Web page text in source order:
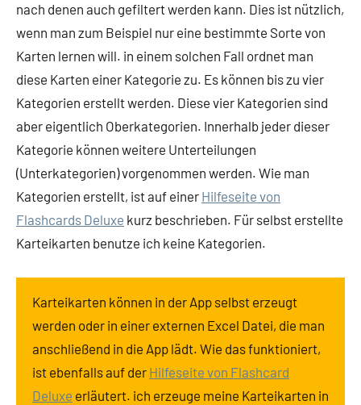
nach denen auch gefiltert werden kann. Dies ist nützlich,
wenn man zum Beispiel nur eine bestimmte Sorte von
Karten lernen will. in einem solchen Fall ordnet man
diese Karten einer Kategorie zu. Es können bis zu vier
Kategorien erstellt werden. Diese vier Kategorien sind
aber eigentlich Oberkategorien. Innerhalb jeder dieser
Kategorie können weitere Unterteilungen
(Unterkategorien) vorgenommen werden. Wie man
Kategorien erstellt, ist auf einer Hilfeseite von
Flashcards Deluxe kurz beschrieben. Für selbst erstellte
Karteikarten benutze ich keine Kategorien.
Karteikarten können in der App selbst erzeugt
werden oder in einer externen Excel Datei, die man
anschließend in die App lädt. Wie das funktioniert,
ist ebenfalls auf der Hilfeseite von Flashcard
Deluxe erläutert. ich erzeuge meine Karteikarten in